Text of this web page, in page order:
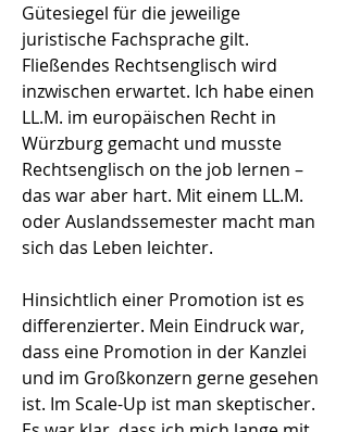
Gütesiegel für die jeweilige
juristische Fachsprache gilt.
Fließendes Rechtsenglisch wird
inzwischen erwartet. Ich habe einen
LL.M. im europäischen Recht in
Würzburg gemacht und musste
Rechtsenglisch on the job lernen –
das war aber hart. Mit einem LL.M.
oder Auslandssemester macht man
sich das Leben leichter.
Hinsichtlich einer Promotion ist es
differenzierter. Mein Eindruck war,
dass eine Promotion in der Kanzlei
und im Großkonzern gerne gesehen
ist. Im Scale-Up ist man skeptischer.